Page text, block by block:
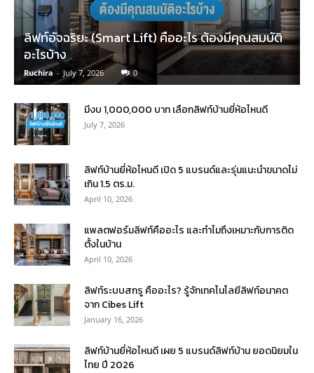
ลิฟท์อัจฉริยะ (Smart Lift) คืออะไร ต้องมีคุณสมบัติ
อะไรบ้าง
Ruchira - July 7, 2026 0
มีงบ 1,000,000 บาท เลือกลิฟท์บ้านยี่ห้อไหนดี
July 7, 2026
ลิฟท์บ้านยี่ห้อไหนดี เปิด 5 แบรนด์และรุ่นแนะนำขนาดไม่
เกิน 1.5 ตร.ม.
April 10, 2026
แพลตฟอร์มลิฟท์คืออะไร และทำไมถึงเหมาะกับการติด
ตั้งในบ้าน
April 10, 2026
ลิฟท์ระบบสกรู คืออะไร? รู้จักเทคโนโลยีลิฟท์อนาคต
จาก Cibes Lift
January 16, 2026
ลิฟท์บ้านยี่ห้อไหนดี เผย 5 แบรนด์ลิฟท์บ้าน ยอดนิยมใน
ไทย ปี 2026